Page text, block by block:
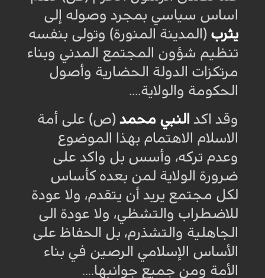
اساس سياسي بمجرد وصوله إلى
يثرب (المدينة المنورة) وتولى بنفسه
تنظيم شؤون المجتمع المدني وبناء
مرتكزات الدولة الحضارية وأصول
الحكومة والولاية....
وقد اكد النبي محمد(ص) على أمة
الاسلام الاهتمام بهذا الموضوع
وعدم تركه، وأسس بل واكد على
ضرورة الولاية لمن بعده كأساس
لكل مجتمع يريد أن يتقدم، ولا عودة
للاضطراب والتشظي، ولا عودة الى
الجاهلية والتشذرم، بل الحفاظ على
الأساس الإسلامي الرصين في بناء
الأمة ومن جميع جوانبها....